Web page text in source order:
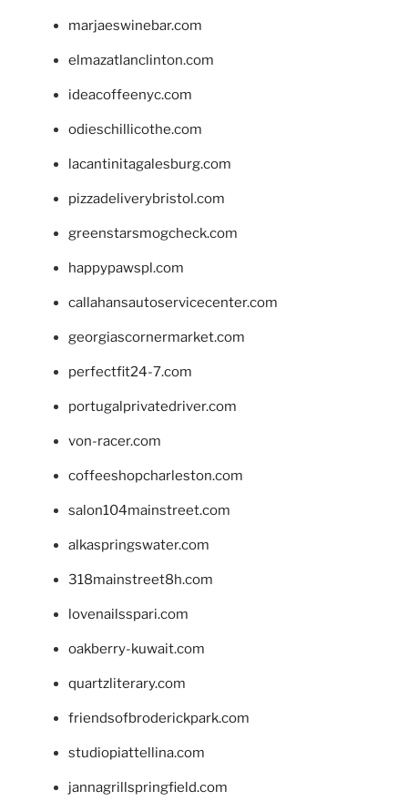
marjaeswinebar.com
elmazatlanclinton.com
ideacoffeenyc.com
odieschillicothe.com
lacantinitagalesburg.com
pizzadeliverybristol.com
greenstarsmogcheck.com
happypawspl.com
callahansautoservicecenter.com
georgiascornermarket.com
perfectfit24-7.com
portugalprivatedriver.com
von-racer.com
coffeeshopcharleston.com
salon104mainstreet.com
alkaspringswater.com
318mainstreet8h.com
lovenailsspari.com
oakberry-kuwait.com
quartzliterary.com
friendsofbroderickpark.com
studiopiattellina.com
jannagrillspringfield.com